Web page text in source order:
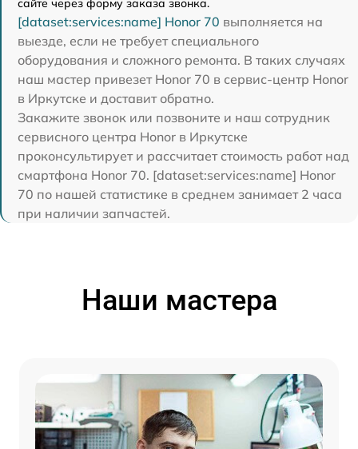
сайте через форму заказа звонка.
[dataset:services:name] Honor 70 выполняется на
выезде, если не требует специального
оборудования и сложного ремонта. В таких случаях
наш мастер привезет Honor 70 в сервис-центр Honor
в Иркутске и доставит обратно.
Закажите звонок или позвоните и наш сотрудник
сервисного центра Honor в Иркутске
проконсультирует и рассчитает стоимость работ над
смартфона Honor 70. [dataset:services:name] Honor
70 по нашей статистике в среднем занимает 2 часа
при наличии запчастей.
Наши мастера